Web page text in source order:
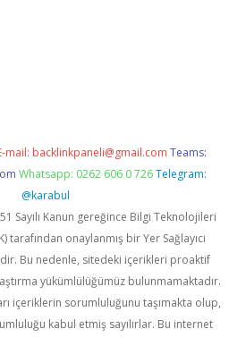
mail: backlinkpaneli@gmail.com Teams:
Whatsapp: 0262 606 0 726 Telegram:
@karabul
Sayılı Kanun gereğince Bilgi Teknolojileri
tarafından onaylanmış bir Yer Sağlayıcı
Bu nedenle, sitedeki içerikleri proaktif
yükümlülüğümüz bulunmamaktadır.
içeriklerin sorumluluğunu taşımakta olup,
kabul etmiş sayılırlar. Bu internet